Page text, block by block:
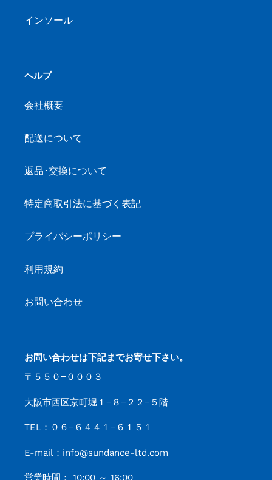
インソール
ヘルプ
会社概要
配送について
返品･交換について
特定商取引法に基づく表記
プライバシーポリシー
利用規約
お問い合わせ
お問い合わせは下記までお寄せ下さい。
〒５５０−０００３
大阪市西区京町堀１−８−２２−５階
TEL：０６−６４４１−６１５１
E-mail：info@sundance-ltd.com
営業時間： 10:00 ～ 16:00